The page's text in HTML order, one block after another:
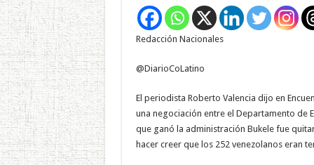
los
252
venezolanos
Roberto
Valencia
Redacción Nacionales
@DiarioCoLatino
El periodista Roberto Valencia dijo en
una negociación entre el Departamento de
que ganó la administración Bukele fue
hacer creer que los 252 venezolanos eran